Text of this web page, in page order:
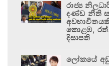
රාජ්‍ය
දණ්ඩ නීති
කොළඹ,
දිසාපති
ලෝකයේ